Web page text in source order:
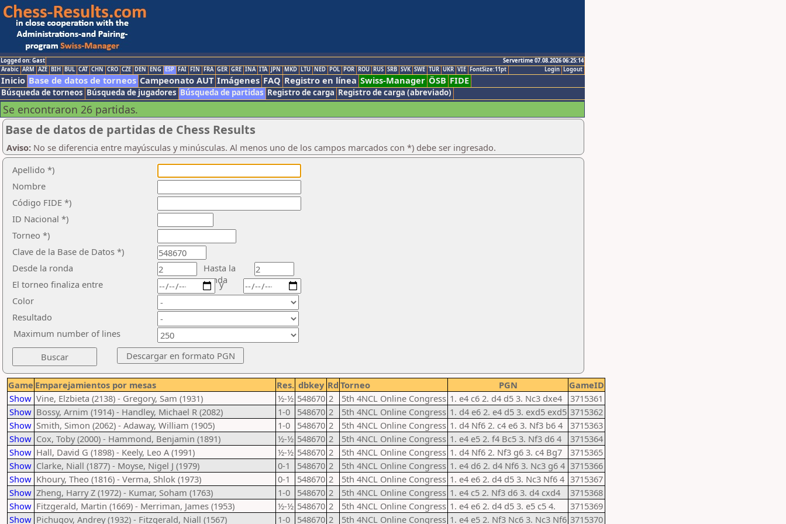
Logged on: Gast
Servertime 07.08.2026 06:25:14
Logout
Login
Arabic ARM AZE BIH BUL CAT CHN CRO CZE DEN ENG ESP FAI FIN FRA GER GRE INA ITA JPN MKD LTU NED POL POR ROU RUS SRB SVK SWE TUR UKR VIE FontSize:11pt
Inicio Base de datos de torneos Campeonato AUT Imágenes FAQ Registro en línea Swiss-Manager ÖSB FIDE
Búsqueda de torneos Búsqueda de jugadores Búsqueda de partidas Registro de carga Registro de carga (abreviado)
Se encontraron 26 partidas.
Base de datos de partidas de Chess Results
Aviso: No se diferencia entre mayúsculas y minúsculas. Al menos uno de los campos marcados con *) debe ser ingresado.
Apellido *)
Nombre
Código FIDE *)
ID Nacional *)
Torneo *)
Clave de la Base de Datos *)
Desde la ronda
Hasta la
ronda
El torneo finaliza entre
Color
Resultado
y
Maximum number of lines
Game Emparejamientos por mesas Res. dbkey Rd Torneo PGN
GameID
Show Vine, Elzbieta (2138) - Gregory, Sam (1931) ½-½ 548670 2 5th 4NCL Online Congress 1. e4 c6 2. d4 d5 3. Nc3 dxe4
3715361
Show Bossy, Arnim (1914) - Handley, Michael R (2082) 1-0 548670 2 5th 4NCL Online Congress 1. d4 e6 2. e4 d5 3. exd5 exd5 3715362
Show Smith, Simon (2062) - Adaway, William (1905) 1-0 548670 2 5th 4NCL Online Congress 1. d4 Nf6 2. c4 e6 3. Nf3 b6 4
3715363
Show Cox, Toby (2000) - Hammond, Benjamin (1891) ½-½ 548670 2 5th 4NCL Online Congress 1. e4 e5 2. f4 Bc5 3. Nf3 d6 4
3715364
Show Hall, David G (1898) - Keely, Leo A (1991) ½-½ 548670 2 5th 4NCL Online Congress 1. d4 Nf6 2. Nf3 g6 3. c4 Bg7
3715365
Show Clarke, Niall (1877) - Moyse, Nigel J (1979) 0-1 548670 2 5th 4NCL Online Congress 1. e4 d6 2. d4 Nf6 3. Nc3 g6 4 3715366
Show Khoury, Theo (1816) - Verma, Shlok (1973) 0-1 548670 2 5th 4NCL Online Congress 1. e4 e6 2. d4 d5 3. Nc3 Nf6 4 3715367
Show Zheng, Harry Z (1972) - Kumar, Soham (1763) 1-0 548670 2 5th 4NCL Online Congress 1. e4 c5 2. Nf3 d6 3. d4 cxd4
3715368
Show Fitzgerald, Martin (1669) - Merriman, James (1953) ½-½ 548670 2 5th 4NCL Online Congress 1. e4 e6 2. d4 d5 3. e5 c5 4.
3715369
Show Pichugov, Andrey (1932) - Fitzgerald, Niall (1567) 1-0 548670 2 5th 4NCL Online Congress 1. e4 e5 2. Nf3 Nc6 3. Nc3 Nf6 3715370